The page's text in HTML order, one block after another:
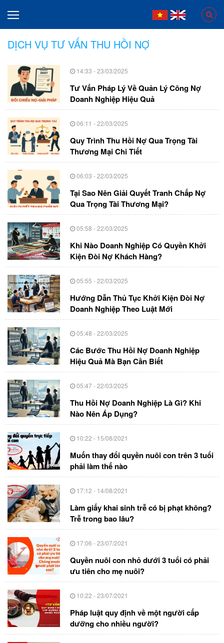
DỊCH VỤ TƯ VẤN THU HỒI NỢ
14:33 - 23/03/2025
Tư Vấn Pháp Lý Về Quản Lý Công Nợ
Doanh Nghiệp Hiệu Quả
06:11 - 22/03/2025
Quy Trình Thu Hồi Nợ Qua Trọng Tài
Thương Mại Chi Tiết
06:03 - 22/03/2025
Tại Sao Nên Giải Quyết Tranh Chấp Nợ
Qua Trọng Tài Thương Mại?
05:58 - 22/03/2025
Khi Nào Doanh Nghiệp Có Quyền Khởi
Kiện Đòi Nợ Khách Hàng?
05:55 - 22/03/2025
Hướng Dẫn Thủ Tục Khởi Kiện Đòi Nợ
Doanh Nghiệp Theo Luật Mới
05:48 - 22/03/2025
Các Bước Thu Hồi Nợ Doanh Nghiệp
Hiệu Quả Mà Bạn Cần Biết
05:47 - 22/03/2025
Thu Hồi Nợ Doanh Nghiệp Là Gì? Khi
Nào Nên Áp Dụng?
10:22 - 15/08/2021
Muốn thay đổi quyền nuôi con trên 3 tuổi
phải làm thế nào
17:12 - 14/08/2021
Làm giấy khai sinh trễ có bị phạt không?
Trễ trong bao lâu?
17:06 - 23/07/2021
Quyền nuôi con nhỏ dưới 3 tuổi có phải
ưu tiên cho mẹ nuôi?
10:22 - 23/07/2021
Pháp luật quy định về một người cấp
dưỡng cho nhiều người?